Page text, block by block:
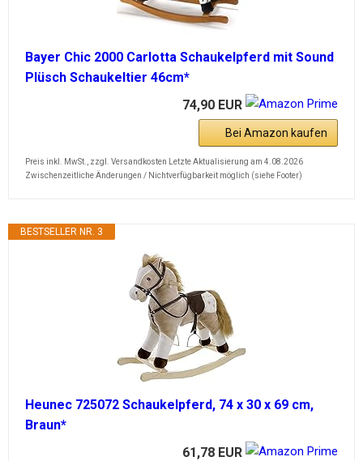
Bayer Chic 2000 Carlotta Schaukelpferd mit Sound
Plüsch Schaukeltier 46cm*
74,90 EUR
Bei Amazon kaufen
Preis inkl. MwSt., zzgl. Versandkosten Letzte Aktualisierung am 4.08.2026
Zwischenzeitliche Änderungen / Nichtverfügbarkeit möglich (siehe Footer)
BESTSELLER NR. 3
Heunec 725072 Schaukelpferd, 74 x 30 x 69 cm,
Braun*
61,78 EUR